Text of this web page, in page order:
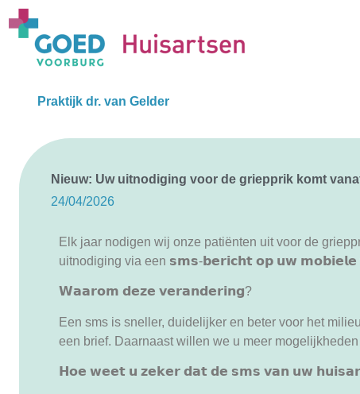
Praktijk dr. van Gelder
Nieuw: Uw uitnodiging voor de griepprik komt
24/04/2026
Elk jaar nodigen wij onze patiënten uit voor de
uitnodiging via een 𝘀𝗺𝘀-𝗯𝗲𝗿𝗶𝗰𝗵𝘁 𝗼𝗽 𝘂𝘄 𝗺𝗼𝗯𝗶𝗲𝗹𝗲
𝗪𝗮𝗮𝗿𝗼𝗺 𝗱𝗲𝘇𝗲 𝘃𝗲𝗿𝗮𝗻𝗱𝗲𝗿𝗶𝗻𝗴?
Een sms is sneller, duidelijker en beter voor het
een brief. Daarnaast willen we u meer
𝗛𝗼𝗲 𝘄𝗲𝗲𝘁 𝘂 𝘇𝗲𝗸𝗲𝗿 𝗱𝗮𝘁 𝗱𝗲 𝘀𝗺𝘀 𝘃𝗮𝗻 𝘂𝘄